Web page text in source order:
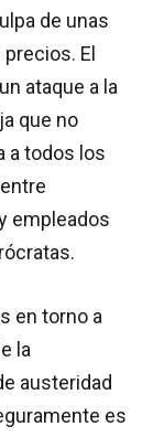
de unas
El
ataque a la
que no
a todos los
empleados
en torno a
la
austeridad
es